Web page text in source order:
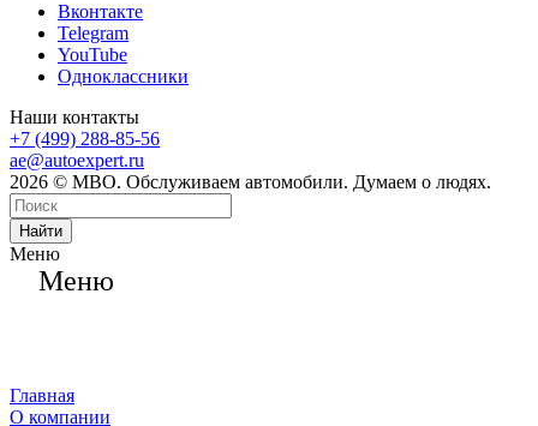
Вконтакте
Telegram
YouTube
Одноклассники
Наши контакты
+7 (499) 288-85-56
ae@autoexpert.ru
2026 © МВО. Обслуживаем автомобили. Думаем о людях.
Найти
Меню
Меню
Главная
О компании